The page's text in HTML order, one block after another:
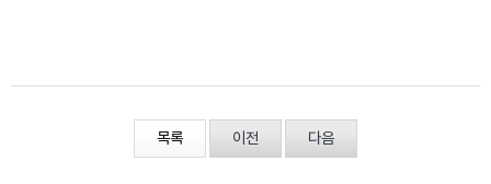
목록 이전 다음